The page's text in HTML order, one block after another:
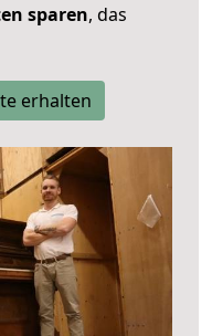
sparen, das
erhalten